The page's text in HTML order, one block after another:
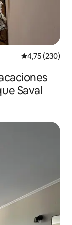
Calificación
4,75 (230)
Saval